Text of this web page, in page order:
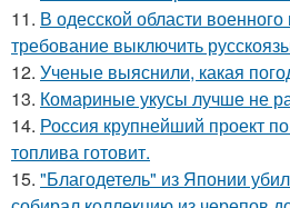
11. В одесской области
требование выключить
12. Ученые выяснили, какая
13. Комариные укусы лучше не
14. Россия крупнейший проект
топлива готовит.
15. "Благодетель" из Японии